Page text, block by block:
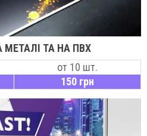
ТА НА ПВХ
от 10 шт.
150 грн